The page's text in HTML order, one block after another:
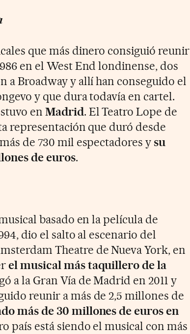
que más dinero consiguió reunir
en el West End londinense, dos
a Broadway y allí han conseguido el
y que dura todavía en cartel.
en Madrid. El Teatro Lope de
representación que duró desde
de 730 mil espectadores ysu
de euros.
basado en la película de
dio el salto al escenario del
Theatre de Nueva York, en
el musical más taquillero de la
a la Gran Vía de Madrid en 2011 y
reunir a más de 2,5 millones de
más de 30 millones de eurosen
país está siendo el musical con más